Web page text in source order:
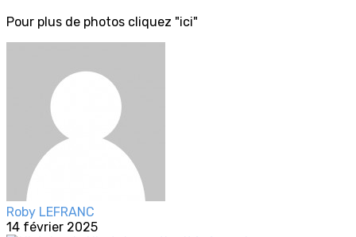
Pour plus de photos cliquez "ici"
Roby LEFRANC
14 février 2025